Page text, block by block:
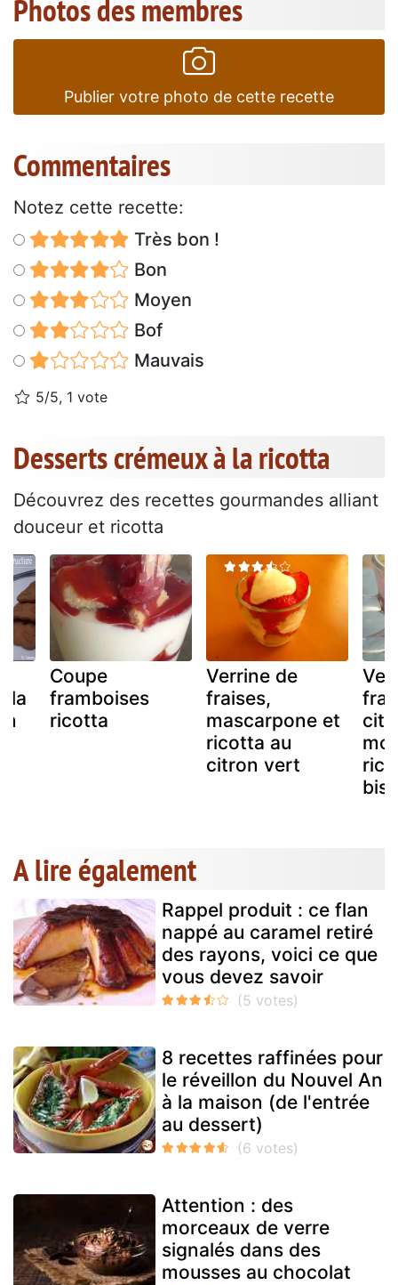
Photos des membres
Publier votre photo de cette recette
Commentaires
Notez cette recette:
Très bon !
Bon
Moyen
Bof
Mauvais
5/5, 1 vote
Desserts crémeux à la ricotta
Découvrez des recettes gourmandes alliant
douceur et ricotta
la
Coupe
framboises
ricotta
Verrine de
fraises,
mascarpone et
ricotta au
citron vert
A lire également
Rappel produit : ce flan
nappé au caramel retiré
des rayons, voici ce que
vous devez savoir
8 recettes raffinées pour
le réveillon du Nouvel An
à la maison (de l'entrée
au dessert)
Attention : des
morceaux de verre
signalés dans des
mousses au chocolat